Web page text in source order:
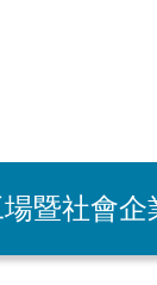
暨社會企